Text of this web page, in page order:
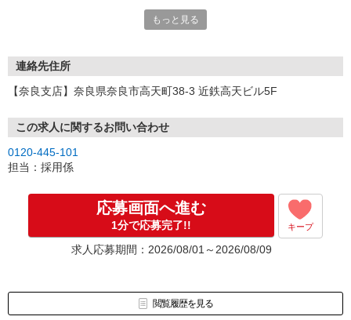
もっと見る
連絡先住所
【奈良支店】奈良県奈良市高天町38-3 近鉄高天ビル5F
この求人に関するお問い合わせ
0120-445-101
担当：採用係
応募画面へ進む
1分で応募完了!! キープ
求人応募期間：2026/08/01～2026/08/09
閲覧履歴を見る